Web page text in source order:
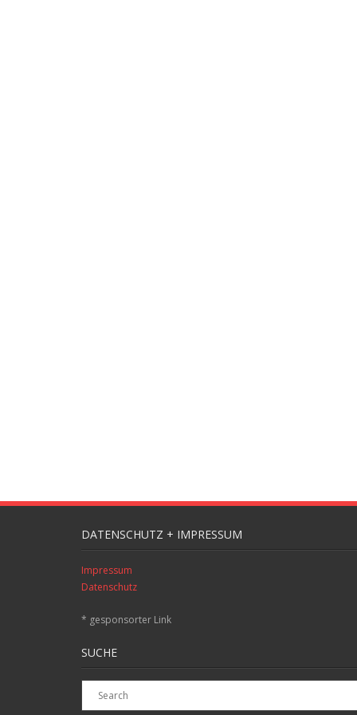
DATENSCHUTZ + IMPRESSUM
Impressum
Datenschutz
* gesponsorter Link
SUCHE